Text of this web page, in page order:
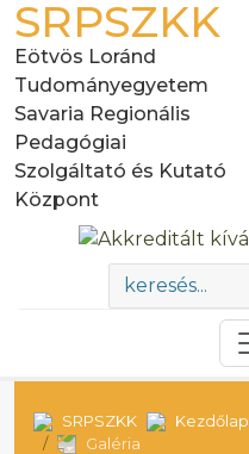
SRPSZKK
Eötvös Loránd
Tudományegyetem
Savaria Regionális
Pedagógiai
Szolgáltató és Kutató
Központ
SRPSZKK Kezdőlap
Galéria